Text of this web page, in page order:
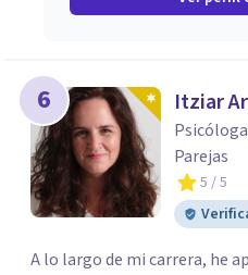
6 Itziar
Parejas
5 / 5
A lo largo de mi carrera, he